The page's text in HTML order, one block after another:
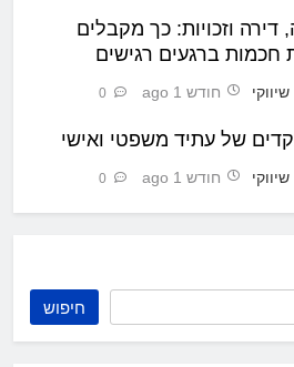
וזכויות: כך מקבלים
חכמות ברגעים רגישים
חודש 1 ago 0
של עתיד משפטי ואישי
חודש 1 ago 0
חיפוש